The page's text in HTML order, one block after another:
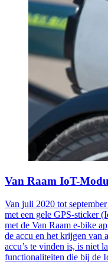
Van Raam IoT-
Van juli 2020 tot
met een gele GPS-sticker
met de Van Raam e-bike
de accu en het krijgen van
accu’s te vinden is, is niet
functionaliteiten die bij de